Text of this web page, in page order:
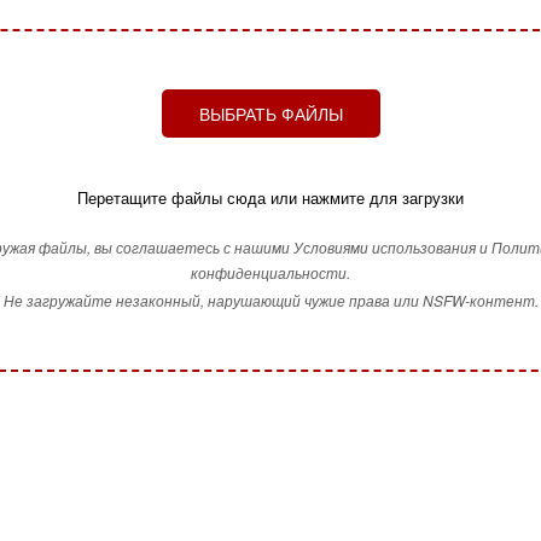
ВЫБРАТЬ ФАЙЛЫ
Перетащите файлы сюда или нажмите для загрузки
файлы, вы соглашаетесь с нашими Условиями использования и
конфиденциальности.
Не загружайте незаконный, нарушающий чужие права или NSFW-контент.